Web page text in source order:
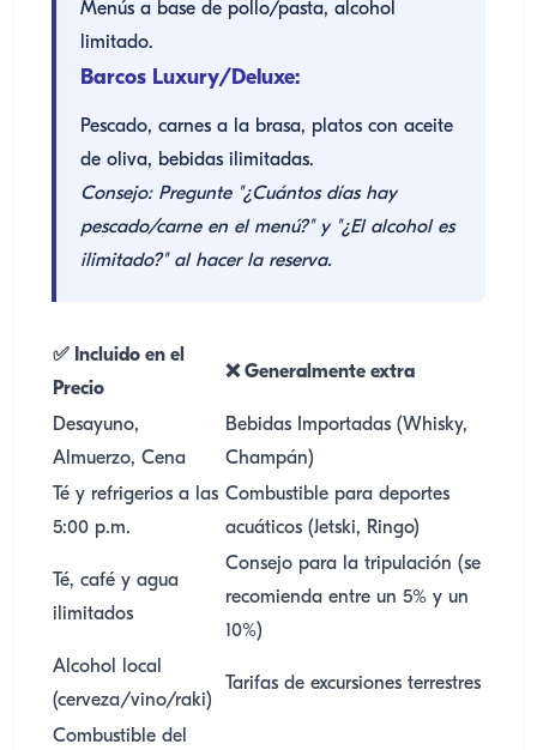
Menús a base de pollo/pasta, alcohol
limitado.
Barcos Luxury/Deluxe:
Pescado, carnes a la brasa, platos con aceite
de oliva, bebidas ilimitadas.
Consejo: Pregunte "¿Cuántos días hay
pescado/carne en el menú?" y "¿El alcohol es
ilimitado?" al hacer la reserva.
✅ Incluido en el
Precio
❌ Generalmente extra
Desayuno,
Almuerzo, Cena
Bebidas Importadas (Whisky,
Champán)
Té y refrigerios a las
5:00 p.m.
Combustible para deportes
acuáticos (Jetski, Ringo)
Té, café y agua
ilimitados
Consejo para la tripulación (se
recomienda entre un 5% y un
10%)
Alcohol local
(cerveza/vino/raki)
Tarifas de excursiones terrestres
Combustible del